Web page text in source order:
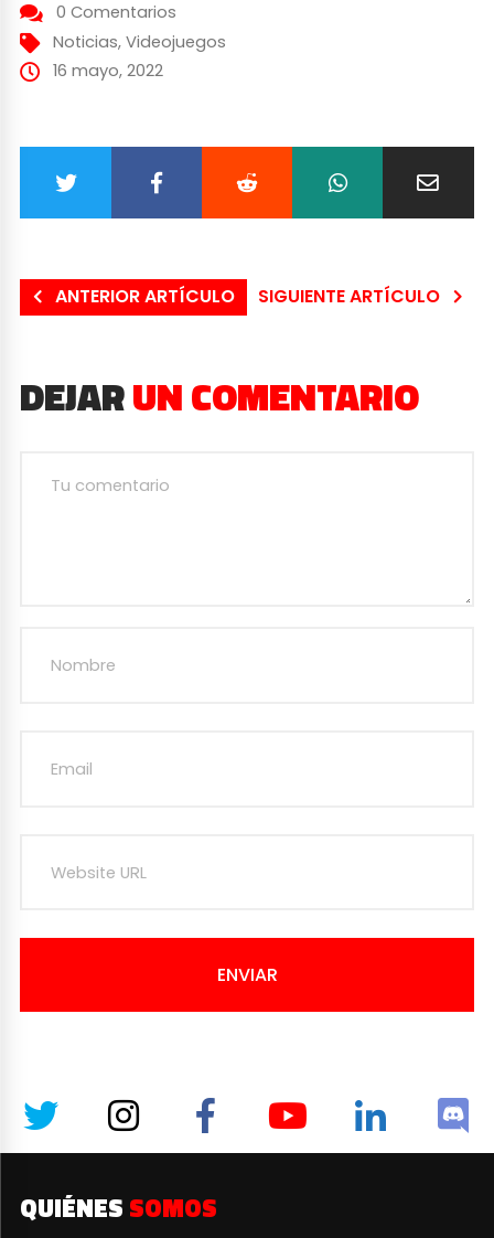
0 Comentarios
Noticias, Videojuegos
16 mayo, 2022
ANTERIOR ARTÍCULO SIGUIENTE ARTÍCULO
DEJARUN COMENTARIO
ENVIAR
QUIÉNES SOMOS